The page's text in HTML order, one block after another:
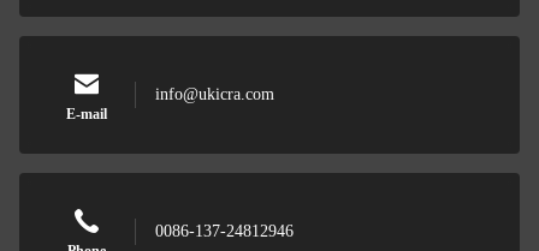
E-mail
info@ukicra.com
0086-137-24812946